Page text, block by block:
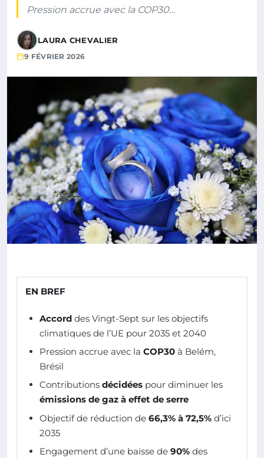
Pression accrue avec la COP30…
LAURA CHEVALIER
9 FÉVRIER 2026
EN BREF
Accord des Vingt-Sept sur les objectifs
climatiques de l’UE pour 2035 et 2040
Pression accrue avec la COP30 à Belém,
Brésil
Contributions décidées pour diminuer les
émissions de gaz à effet de serre
Objectif de réduction de 66,3% à 72,5% d’ici
2035
Engagement d’une baisse de 90% des